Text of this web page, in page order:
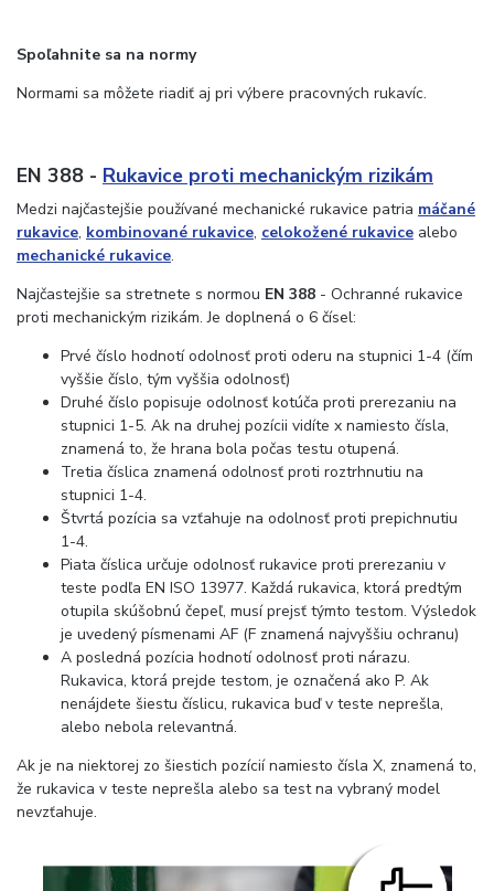
Spoľahnite sa na normy
Normami sa môžete riadiť aj pri výbere pracovných rukavíc.
EN 388 - Rukavice proti mechanickým rizikám
Medzi najčastejšie používané mechanické rukavice patria máčané
rukavice, kombinované rukavice, celokožené rukavice alebo
mechanické rukavice.
Najčastejšie sa stretnete s normou EN 388 - Ochranné rukavice
proti mechanickým rizikám. Je doplnená o 6 čísel:
Prvé číslo hodnotí odolnosť proti oderu na stupnici 1-4 (čím
vyššie číslo, tým vyššia odolnosť)
Druhé číslo popisuje odolnosť kotúča proti prerezaniu na
stupnici 1-5. Ak na druhej pozícii vidíte x namiesto čísla,
znamená to, že hrana bola počas testu otupená.
Tretia číslica znamená odolnosť proti roztrhnutiu na
stupnici 1-4.
Štvrtá pozícia sa vzťahuje na odolnosť proti prepichnutiu
1-4.
Piata číslica určuje odolnosť rukavice proti prerezaniu v
teste podľa EN ISO 13977. Každá rukavica, ktorá predtým
otupila skúšobnú čepeľ, musí prejsť týmto testom. Výsledok
je uvedený písmenami AF (F znamená najvyššiu ochranu)
A posledná pozícia hodnotí odolnosť proti nárazu.
Rukavica, ktorá prejde testom, je označená ako P. Ak
nenájdete šiestu číslicu, rukavica buď v teste neprešla,
alebo nebola relevantná.
Ak je na niektorej zo šiestich pozícií namiesto čísla X, znamená to,
že rukavica v teste neprešla alebo sa test na vybraný model
nevzťahuje.